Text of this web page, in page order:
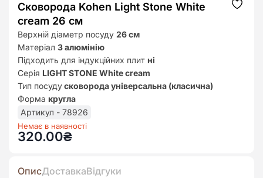
Сковорода Kohen Light Stone White
cream 26 см
Верхній діаметр посуду 26 см
Матеріал З алюмінію
Підходить для індукційних плит ні
Серія LIGHT STONE White cream
Тип посудусковорода універсальна (класична)
Форма кругла
Артикул - 78926
Немає в наявності
320.00₴
ОписДоставкаВідгуки